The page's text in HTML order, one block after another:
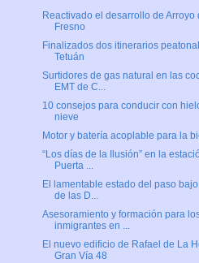
Reactivado el desarrollo de Arroyo
Fresno
Finalizados dos itinerarios
Tetuán
Surtidores de gas natural en las
EMT de C...
10 consejos para conducir con
nieve
Motor y batería acoplable para la
“Los días de la Ilusión” en la
Puerta ...
El lamentable estado del paso
de las D...
Asesoramiento y formación para
inmigrantes en ...
El nuevo edificio de Rafael de La
Gran Vía 48